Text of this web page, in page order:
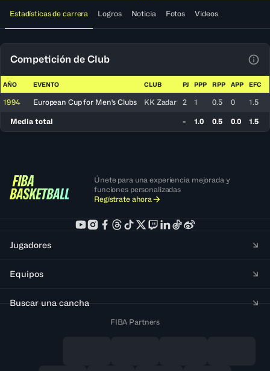
Estadísticas de carrera Logros Noticia Fotos Videos
Competición de Club
AÑO EVENTO CLUB PJ PPP RPP APP EFC
1994 European Cup for Men's Clubs KK Zadar 2 1 0.5 0 1.5
Media total - 1.0 0.5 0.0 1.5
Únete para una experiencia mejorada y
funciones personalizadas
Regístrate ahora
Jugadores
Equipos
Buscar una cancha
FIBA Partners